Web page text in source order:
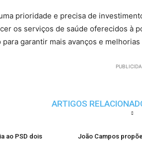
prioridade e precisa de
os serviços de saúde oferecidos à
para garantir mais avanços e
ARTIGOS
ao PSD dois
João Campos